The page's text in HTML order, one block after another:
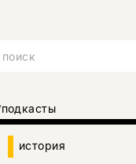
подкасты
история